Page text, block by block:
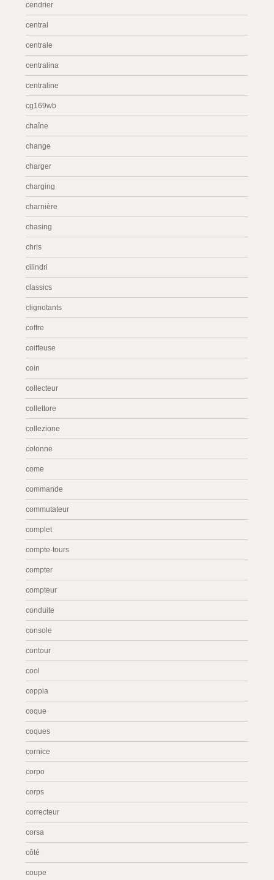
cendrier
central
centrale
centralina
centraline
cg169wb
chaîne
change
charger
charging
charnière
chasing
chris
cilindri
classics
clignotants
coffre
coiffeuse
coin
collecteur
collettore
collezione
colonne
come
commande
commutateur
complet
compte-tours
compter
compteur
conduite
console
contour
cool
coppia
coque
coques
cornice
corpo
corps
correcteur
corsa
côté
coupe